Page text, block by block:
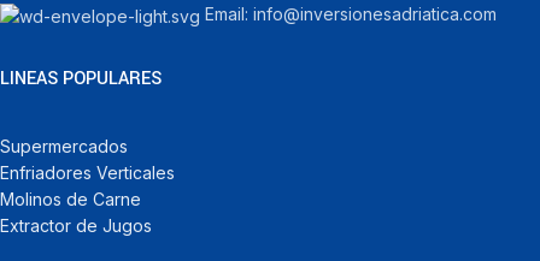
Email: info@inversionesadriatica.com
LINEAS POPULARES
Supermercados
Enfriadores Verticales
Molinos de Carne
Extractor de Jugos